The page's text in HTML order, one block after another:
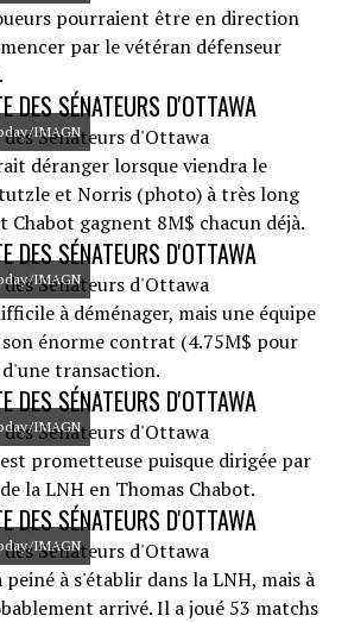
pourraient être en direction
par le vétéran défenseur
DES SÉNATEURS D'OTTAWA
IMAGN
déranger lorsque viendra le
et Norris (photo) à très long
Chabot gagnent 8M$ chacun déjà.
DES SÉNATEURS D'OTTAWA
IMAGN
à déménager, mais une équipe
énorme contrat (4.75M$ pour
transaction.
DES SÉNATEURS D'OTTAWA
IMAGN
prometteuse puisque dirigée par
la LNH en Thomas Chabot.
DES SÉNATEURS D'OTTAWA
IMAGN
à s'établir dans la LNH, mais à
arrivé. Il a joué 53 matchs